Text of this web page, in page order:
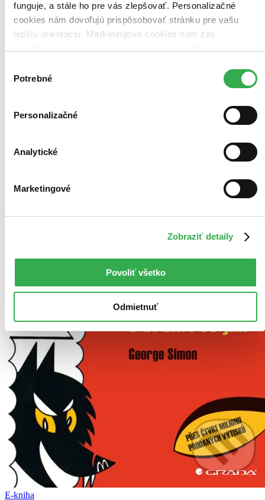
funguje, a stále ho pre vás zlepšovať. Personalizačné
cookies nám dovoľujú prispôsobovať stránku pre vašu
lepšiu orientáciu. Marketingové cookies nám zas
keby sme mohli používať všetky tieto cookies. Ďakujeme!
súhlasu
Potrebné
Personalizačné
Analytické
Marketingové
Zobraziť detaily
Povoliť všetko
Odmietnuť
Top hodnotené
Novinky
Najdrahšie
Najlacnejšie
Použité filtre
E-kniha